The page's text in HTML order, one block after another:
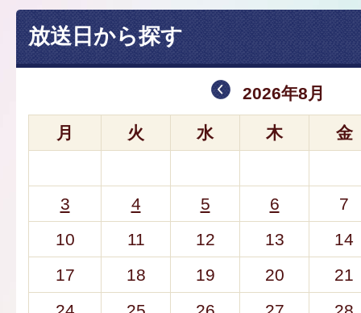
放送日から探す
2026年8月
月 火 水 木 金
3 4 5 6
7
10
11 12 13
14
17
18 19 20
21